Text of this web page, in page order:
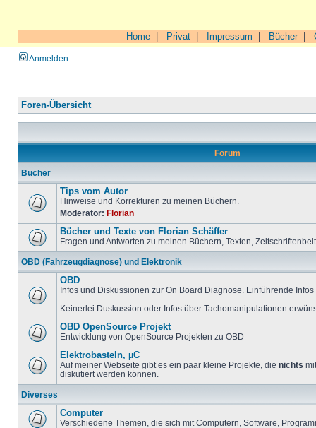
Home Privat Impressum Bücher|
Anmelden
Foren-Übersicht
Forum
Bücher
Tips vom Autor
Hinweise und Korrekturen zu meinen Büchern.
Moderator: Florian
Bücher und Texte von Florian Schäffer
Fragen und Antworten zu meinen Büchern, Texten,
OBD (Fahrzeugdiagnose) und Elektronik
OBD
Infos und Diskussionen zur On Board Diagnose. Einführende
Keinerlei Duskussion oder Infos über Tachomanipulationen
OBD OpenSource Projekt
Entwicklung von OpenSource Projekten zu OBD
Elektrobasteln, µC
Auf meiner Webseite gibt es ein paar kleine Projekte, die nichts
diskutiert werden können.
Diverses
Computer
Verschiedene Themen, die sich mit Computern, Software,